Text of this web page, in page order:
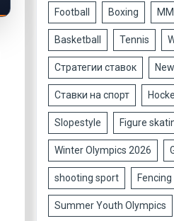
Football Boxing
Basketball Tennis
Стратегии ставок
Ставки на спорт
Slopestyle Figure
Winter Olympics 2026
shooting sport Fencing
Summer Youth Olympics